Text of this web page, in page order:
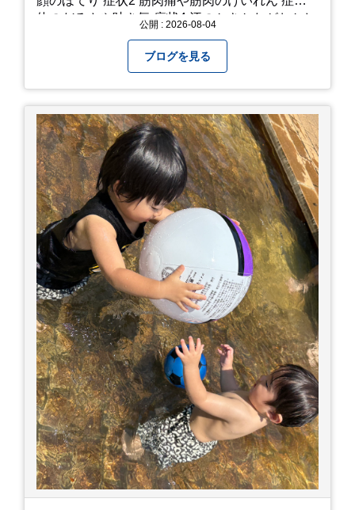
体のだるさや吐き気 症状4 汗のかきかたがおかし
に反応しない、まっすぐ歩けない 症状7 水分補給
に医療機関へ相談、または救急車を呼びましょう
□涼しい場所へ移動しましょう □衣服を脱がし、
体を冷やして体温を下げましょう □塩分や水分を
補給しましょう 一番大切な命を守って、夏を乗り
切りましょう！
公開 : 2026-08-04
ブログを見る